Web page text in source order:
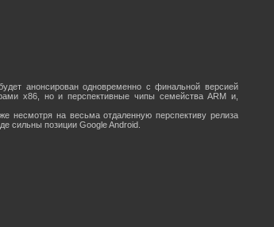
анонсирован одновременно с финальной версией
x86, но и перспективные чипы семейства ARM и,
несмотря на весьма отдаленную перспективу релиза
сильны позиции Google Android.